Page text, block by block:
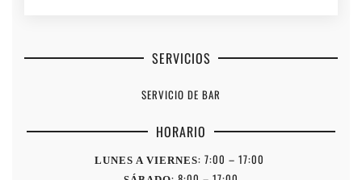
SERVICIOS
SERVICIO DE BAR
HORARIO
LUNES A VIERNES: 7:00 – 17:00